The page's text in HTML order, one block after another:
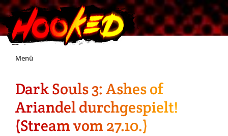
Skip
Menü
Unterstützt Hooked!
Exklusiv für Supporter*innen
Dark Souls 3: Ashes of
Ariandel durchgespielt!
(Stream vom 27.10.)